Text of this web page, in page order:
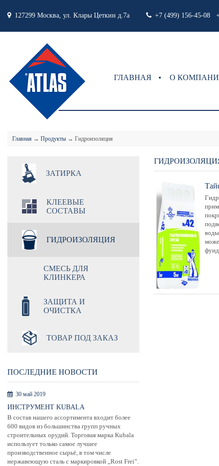
127299 Москва, ул. Клары Цеткин д.7а +7 (499) 156-45-08
ГЛАВНАЯ О
Главная → Продукты → Гидроизоляция
ЗАТИРКА
КЛЕЕВЫЕ
СОСТАВЫ
ГИДРОИЗОЛЯЦИЯ
СМЕСЬ ДЛЯ
КЛИНКЕРА
ЗАЩИТА И
ОЧИСТКА
ТОВАР ПОД ЗАКАЗ
ПОСЛЕДНИЕ НОВОСТИ
30 май 2019
ИНСТРУМЕНТ KUBALA
В состав нашего ассортимента входит более
600 видов из большинства групп ручных
строительных орудий. Торговая марка Kubala
использует только самое лучшее
производственное сырьё, в том числе
нержавеющую сталь с маркировкой „Rost Frei”.